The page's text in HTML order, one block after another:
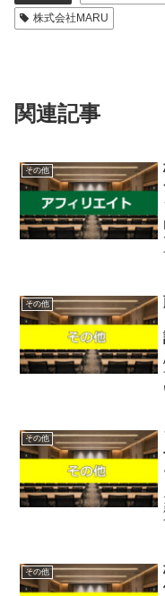
株式会社MARU
関連記事
その他
その他
その他
その他